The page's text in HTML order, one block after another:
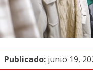
Publicado: junio 19,